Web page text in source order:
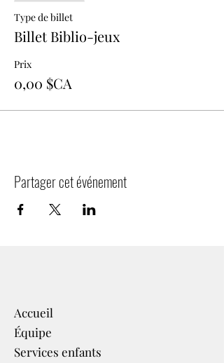
Type de billet
Billet Biblio-jeux
Prix
0,00 $CA
Partager cet événement
Accueil
Équipe
Services enfants